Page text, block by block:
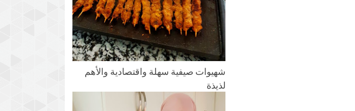
شهيوات صيفية سهلة واقتصادية والأهم
لذيذة